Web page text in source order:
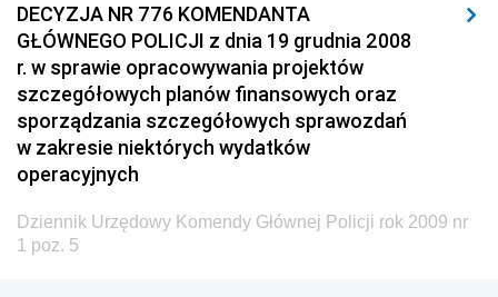
Dziennik Urzędowy Ministra Gospodarki
Dziennik Urzędowy Urzędu Ochrony Konkurencji i
Konsumentów
Dziennik Urzędowy Ministra Pracy i Polityki
Społecznej
Dziennik Urzędowy Ministra Spraw Zagranicznych
Dziennik Urzędowy Urzędu Lotnictwa Cywilnego
DECYZJA NR 776 KOMENDANTA
GŁÓWNEGO POLICJI z dnia 19 grudnia 2008
r. w sprawie opracowywania projektów
szczegółowych planów finansowych oraz
sporządzania szczegółowych sprawozdań
w zakresie niektórych wydatków
operacyjnych
Dziennik Urzędowy Komendy Głównej Policji rok 2009 nr
1 poz. 5